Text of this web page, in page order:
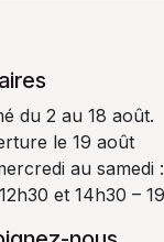
du 2 au 18 août.
le 19 août
au samedi :
et 14h30 –